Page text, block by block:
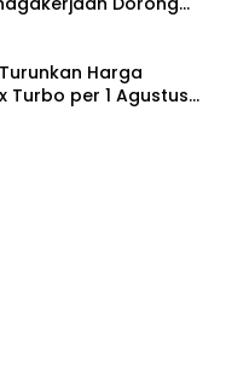
Harga
Turbo per 1 Agustus